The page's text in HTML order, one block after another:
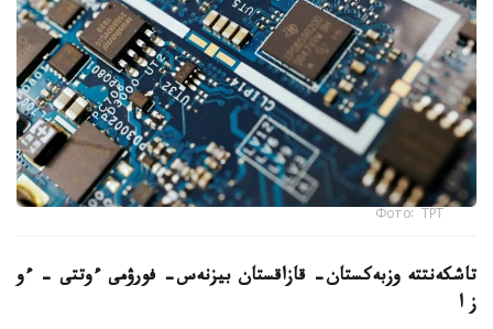
Фото: ТРТ
تاشكەنتتە وزبەكستان- قازاقستان بيزنەس- فورۋمى ءوتتى – ءو
ز ا